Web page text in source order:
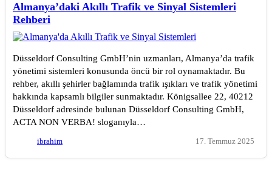
Almanya’daki Akıllı Trafik ve Sinyal Sistemleri
Rehberi
Düsseldorf Consulting GmbH’nin uzmanları, Almanya’da trafik
yönetimi sistemleri konusunda öncü bir rol oynamaktadır. Bu
rehber, akıllı şehirler bağlamında trafik ışıkları ve trafik yönetimi
hakkında kapsamlı bilgiler sunmaktadır. Königsallee 22, 40212
Düsseldorf adresinde bulunan Düsseldorf Consulting GmbH,
ACTA NON VERBA! sloganıyla…
ibrahim 17. Temmuz 2025